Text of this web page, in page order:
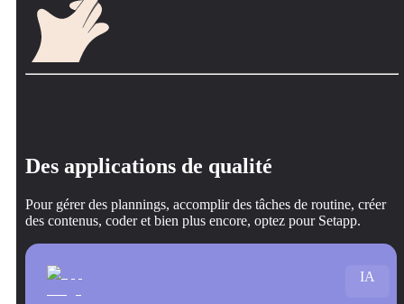
Des applications de qualité
Pour gérer des plannings, accomplir des tâches de routine, créer
des contenus, coder et bien plus encore, optez pour Setapp.
IA